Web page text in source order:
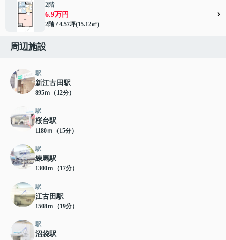
2階
6.9万円
2階 / 4.57坪(15.12㎡)
周辺施設
駅
新江古田駅
895ｍ（12分）
駅
桜台駅
1180ｍ（15分）
駅
練馬駅
1300ｍ（17分）
駅
江古田駅
1508ｍ（19分）
駅
沼袋駅